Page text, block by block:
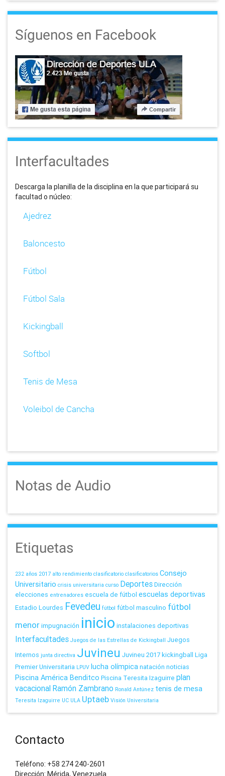
Síguenos en Facebook
Interfacultades
Descarga la planilla de la disciplina en la que participará su
facultad o núcleo:
Ajedrez
Baloncesto
Fútbol
Fútbol Sala
Kickingball
Softbol
Tenis de Mesa
Voleibol de Cancha
Notas de Audio
Etiquetas
232 años 2017 alto rendimiento clasificatorio clasificatorios Consejo
Universitario crisis universitaria curso DeportesDirección
elecciones entrenadores escuela de fútbol escuelas deportivas
Estadio Lourdes Fevedeu fútbol fútbol masculino fútbol
menorimpugnación inicio instalaciones deportivas
Interfacultades Juegos de las Estrellas de Kickingball Juegos
Internos junta directiva Juvineu Juvineu 2017kickingball Liga
Premier Universitaria LPUV lucha olímpicanatación noticias
Piscina América Benditco Piscina Teresita Izaguirre plan
vacacional Ramón Zambrano Ronald Antúnez tenis de mesa
Teresita Izaguirre UC ULA Uptaeb Visión Universitaria
Contacto
Teléfono: +58 274 240-2601
Dirección: Mérida, Venezuela